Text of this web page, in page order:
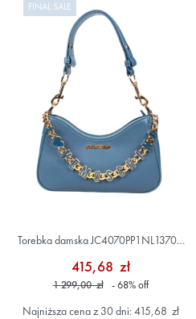
FINAL SALE
Torebka damska JC4070PP1NL1370A
415,68 zł
1 299,00 zł - 68%off
Najniższa cena z 30 dni: 415,68 zł